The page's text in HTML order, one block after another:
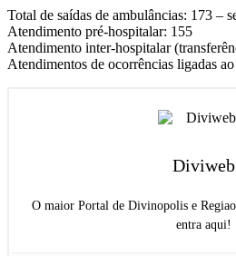
Total de saídas de ambulâncias: 173 –
Atendimento pré-hospitalar: 155
Atendimento inter-hospitalar
Atendimentos de ocorrências ligadas
Diviweb
O maior Portal de Divinopolis e
entra aqui!